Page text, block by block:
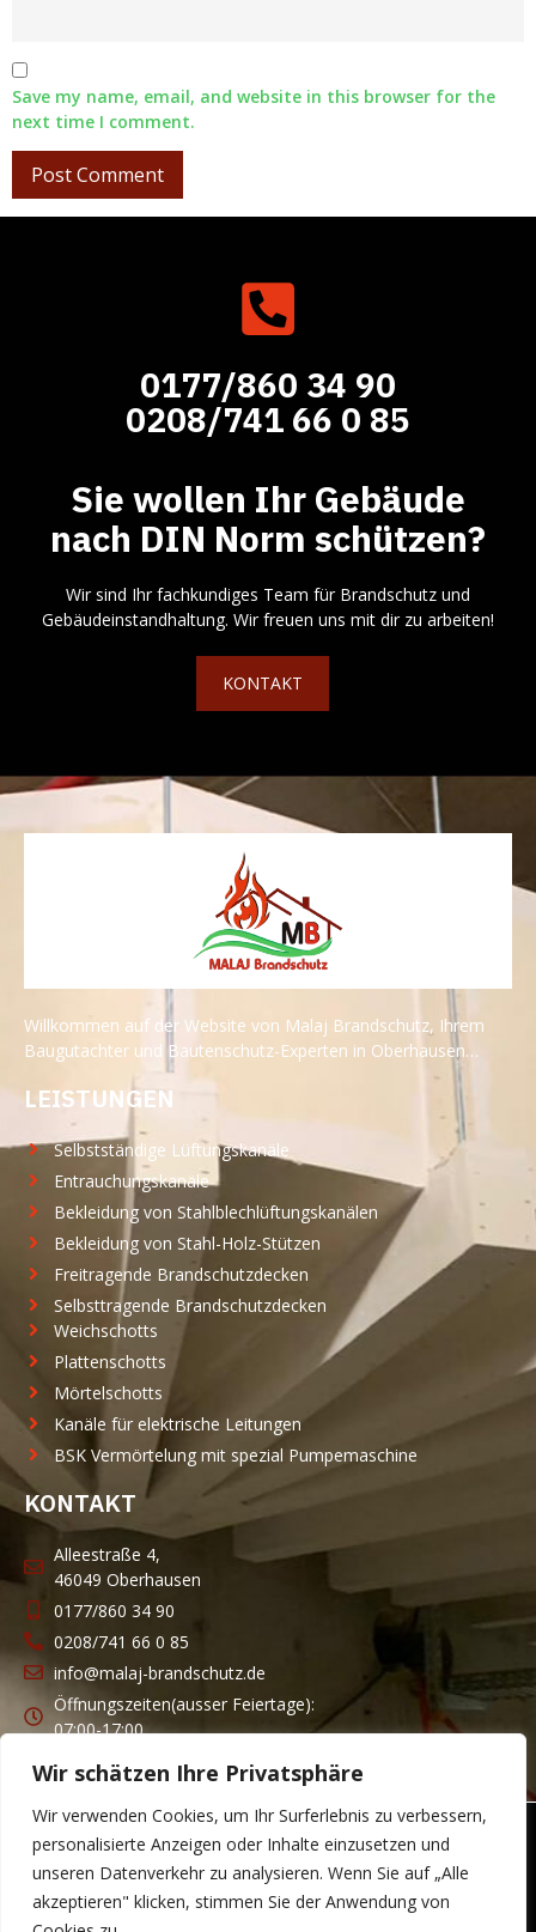
Wir schätzen Ihre Privatsphäre
Wir verwenden Cookies, um Ihr Surferlebnis zu verbessern,
personalisierte Anzeigen oder Inhalte einzusetzen und
unseren Datenverkehr zu analysieren. Wenn Sie auf „Alle
akzeptieren" klicken, stimmen Sie der Anwendung von
Save my name, email, and website in this browser for the
next time I comment.
0177/860 34 90
0208/741 66 0 85
Sie wollen Ihr Gebäude
nach DIN Norm schützen?
Wir sind Ihr fachkundiges Team für Brandschutz und
Gebäudeinstandhaltung. Wir freuen uns mit dir zu arbeiten!
KONTAKT
Willkommen auf der Website von Malaj Brandschutz, Ihrem
Baugutachter und Bautenschutz-Experten in Oberhausen…
LEISTUNGEN
Selbstständige Lüftungskanäle
Entrauchungskanäle
Bekleidung von Stahlblechlüftungskanälen
Bekleidung von Stahl-Holz-Stützen
Freitragende Brandschutzdecken
Selbsttragende Brandschutzdecken
Weichschotts
Plattenschotts
Mörtelschotts
Kanäle für elektrische Leitungen
BSK Vermörtelung mit spezial Pumpemaschine
KONTAKT
Alleestraße 4,
46049 Oberhausen
0177/860 34 90
0208/741 66 0 85
info@malaj-brandschutz.de
Öffnungszeiten(ausser Feiertage):
07:00-17:00
© Malaj Brandschutz – Alle Rechte vorbehalten!
Eine Website von: